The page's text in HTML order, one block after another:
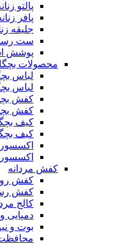
پالتو
پافر
جلیقه
ست
پوشش
محصولات
لباس
لباس
کفش
کفش
کیف
کیف
کفش مردانه
کفش
کفش
کالج
دمپایی
بوت و